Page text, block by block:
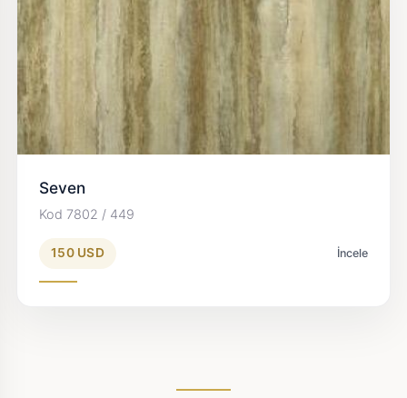
Seven
Kod 7802 / 449
150 USD İncele